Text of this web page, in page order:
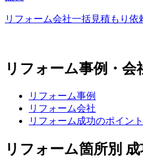
リフォーム会社一括見積もり依
リフォーム事例・会
リフォーム事例
リフォーム会社
リフォーム成功のポイント
リフォーム箇所別